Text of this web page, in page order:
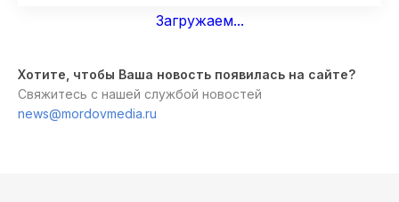
Загружаем...
Хотите, чтобы Ваша новость появилась на сайте?
Свяжитесь с нашей службой новостей
news@mordovmedia.ru